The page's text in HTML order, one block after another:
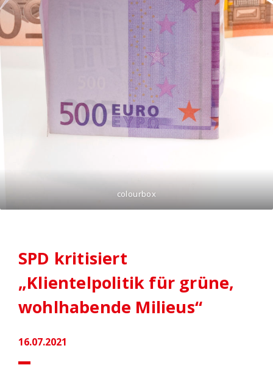
SPD kritisiert
„Klientelpolitik für grüne,
wohlhabende Milieus“
16.07.2021
colourbox